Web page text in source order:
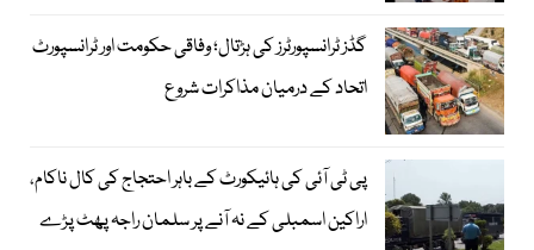
گڈز ٹرانسپورٹرز کی ہڑتال؛ وفاقی حکومت اور ٹرانسپورٹ
اتحاد کے درمیان مذاکرات شروع
پی ٹی آئی کی ہائیکورٹ کے باہر احتجاج کی کال ناکام،
اراکین اسمبلی کے نہ آنے پر سلمان راجہ پھٹ پڑے